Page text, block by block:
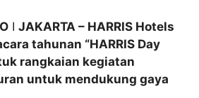
I JAKARTA – HARRIS Hotels
tahunan “HARRIS Day
rangkaian kegiatan
untuk mendukung gaya